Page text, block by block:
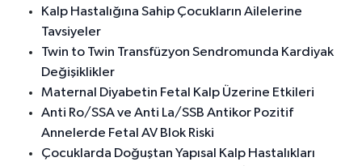
Kalp Hastalığına Sahip Çocukların Ailelerine
Tavsiyeler
Twin to Twin Transfüzyon Sendromunda Kardiyak
Değişiklikler
Maternal Diyabetin Fetal Kalp Üzerine Etkileri
Anti Ro/SSA ve Anti La/SSB Antikor Pozitif
Annelerde Fetal AV Blok Riski
Çocuklarda Doğuştan Yapısal Kalp Hastalıkları